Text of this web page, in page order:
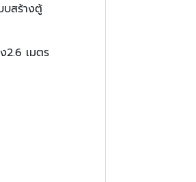
บสร้างตู้
2.6 เมตร